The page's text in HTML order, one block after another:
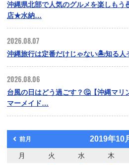
沖縄県北部で人気のグルメを楽しもう
店★水納…
2026.08.07
沖縄旅行は定番だけじゃない🏝️知る人
2026.08.06
台風の日はどう過ごす？🤔【沖縄マ
マーメイド…
前月 2019年10
月 火 水 木